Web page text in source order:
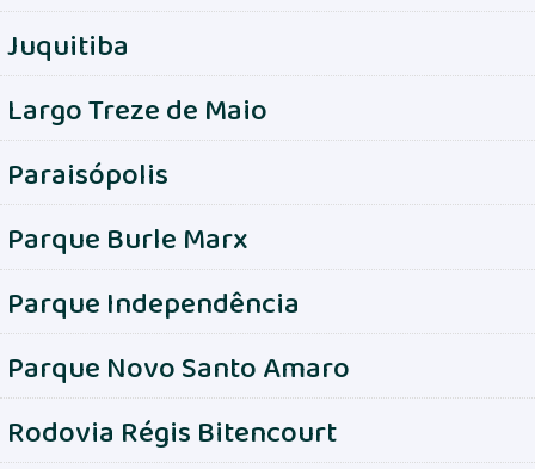
Juquitiba
Largo Treze de Maio
Paraisópolis
Parque Burle Marx
Parque Independência
Parque Novo Santo Amaro
Rodovia Régis Bitencourt